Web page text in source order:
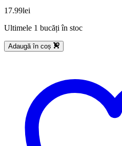
17.99lei
Ultimele 1 bucăți în stoc
Adaugă în coș